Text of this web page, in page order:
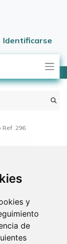
y
de
Identificarse
Ref .296